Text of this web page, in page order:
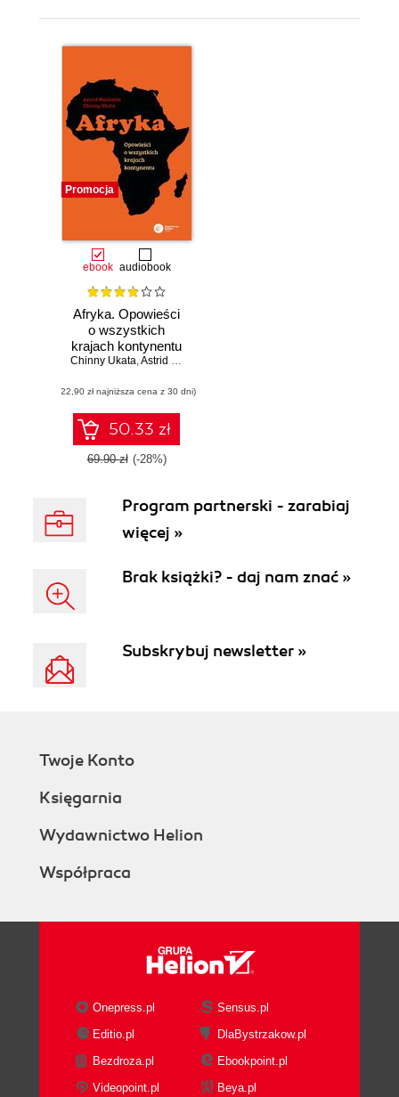
Promocja
ebook audiobook
Afryka. Opowieści
o wszystkich
krajach kontynentu
Chinny Ukata,Astrid Madimba
(22,90 zł najniższa cena z 30 dni)
50.33 zł
69.90 zł (-28%)
Program partnerski - zarabiaj
więcej »
Brak książki? - daj nam znać »
Subskrybuj newsletter »
Twoje Konto
Księgarnia
Wydawnictwo Helion
Współpraca
Onepress.pl
Sensus.pl
Editio.pl
DlaBystrzakow.pl
Bezdroza.pl
Ebookpoint.pl
Videopoint.pl
Beya.pl